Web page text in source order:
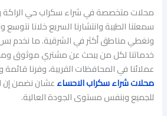
محلات متخصصة في شراء سكراب حي الراكة
سمعتنا الطيبة وانتشارنا السريع خلانا
ونغطي مناطق أكثر في الشرقية. ما نخدم بس
خدماتنا لكل من يبحث عن مشتري موثوق
عملائنا في المحافظات القريبة، وفرنا
محلات شراء سكراب الاحساءعشان نضمن إن
للجميع وبنفس مستوى الجودة العالية.